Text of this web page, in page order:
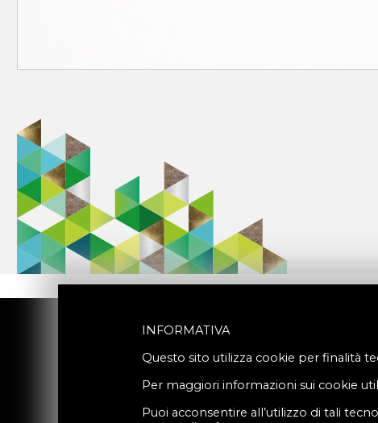
INFORMATIVA
Questo sito utilizza cookie per finalità
Per maggiori informazioni sui cookie
Puoi acconsentire all’utilizzo di tali